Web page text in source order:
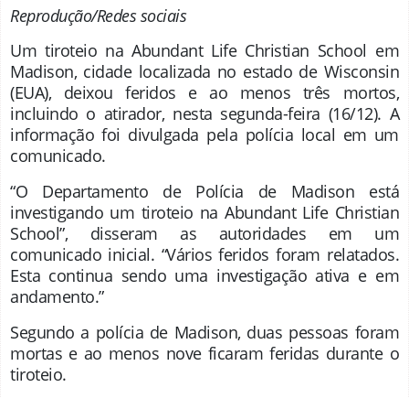
Reprodução/Redes sociais
Um tiroteio na Abundant Life Christian School em
Madison, cidade localizada no estado de Wisconsin
(EUA), deixou feridos e ao menos três mortos,
incluindo o atirador, nesta segunda-feira (16/12). A
informação foi divulgada pela polícia local em um
comunicado.
“O Departamento de Polícia de Madison está
investigando um tiroteio na Abundant Life Christian
School”, disseram as autoridades em um
comunicado inicial. “Vários feridos foram relatados.
Esta continua sendo uma investigação ativa e em
andamento.”
Segundo a polícia de Madison, duas pessoas foram
mortas e ao menos nove ficaram feridas durante o
tiroteio.